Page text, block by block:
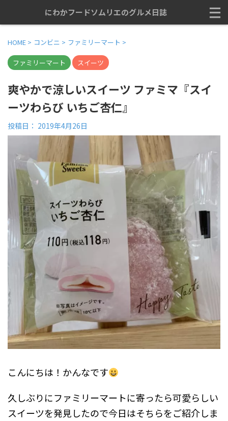
にわかフードソムリエのグルメ日誌
HOME > コンビニ > ファミリーマート >
ファミリーマート スイーツ
爽やかで涼しいスイーツ ファミマ『スイ
ーツわらび いちご杏仁』
投稿日： 2019年4月26日
こんにちは！かんなです
久しぶりにファミリーマートに寄ったら可愛らしい
スイーツを発見したので今日はそちらをご紹介しま